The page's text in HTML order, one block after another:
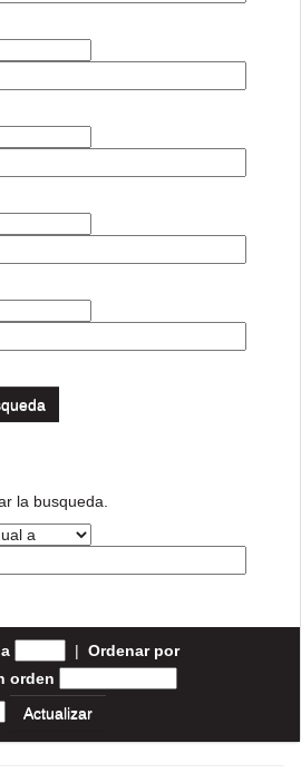
la busqueda.
| Ordenar por
orden